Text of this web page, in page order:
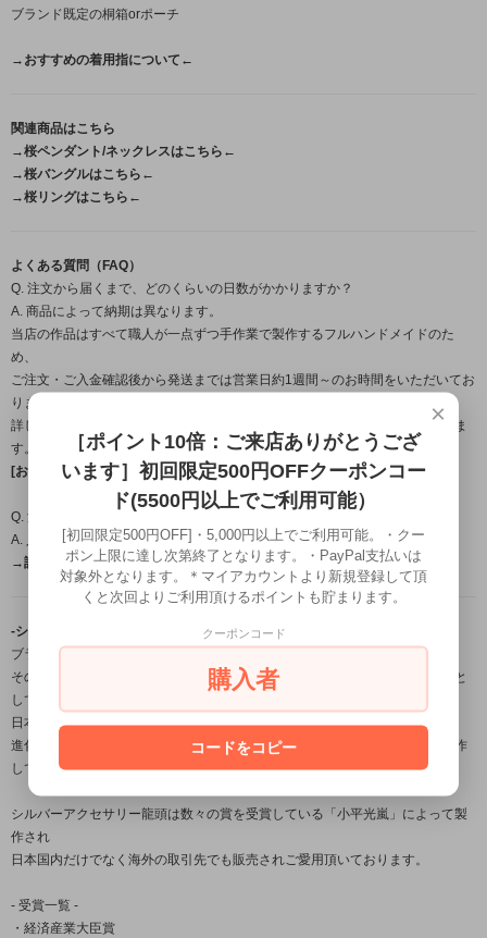
ブランド既定の桐箱orポーチ
→おすすめの着用指について←
関連商品はこちら
→桜ペンダント/ネックレスはこちら←
→桜バングルはこちら←
→桜リングはこちら←
よくある質問（FAQ）
Q. 注文から届くまで、どのくらいの日数がかかりますか？
A. 商品によって納期は異なります。
当店の作品はすべて職人が一点ずつ手作業で製作するフルハンドメイドのた
め、
ご注文・ご入金確認後から発送までは営業日約1週間～のお時間をいただいてお
ります。
詳しいお届け時期につきましては、ご注文確定後にメールにてご案内いたしま
す。
[お届け日目安についてはこちら←]
Q. 温泉やプール、お風呂に入るときは外したほうがいいですか？
A. 入浴時の着用は避けて頂くことをおすすめします。
→詳しくはこちら（FAQ）←
-シルバーアクセサリーブランド「龍頭」について-
ブランド名の「龍頭」とは梵鐘の最上部にある鐘を吊るす留め金の名。
その良し悪しで鐘の風格さえも変えてしまう必要不可欠な大事な部分を由来と
しており、
日本古来から受け継がれている銀器の伝統技法を用いながら、
進化する伝統をコンセプトに身に付ける者に独特の存在感を与える作品を製作
しております。
シルバーアクセサリー龍頭は数々の賞を受賞している「小平光嵐」によって製
作され
日本国内だけでなく海外の取引先でも販売されご愛用頂いております。
- 受賞一覧 -
・経済産業大臣賞
×
［ポイント10倍：ご来店ありがとうござ
います］初回限定500円OFFクーポンコー
ド(5500円以上でご利用可能）
[初回限定500円OFF]・5,000円以上でご利用可能。・クー
ポン上限に達し次第終了となります。・PayPal支払いは
対象外となります。＊マイアカウントより新規登録して頂
くと次回よりご利用頂けるポイントも貯まります。
クーポンコード
購入者
コードをコピー